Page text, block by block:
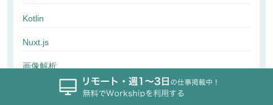
Kotlin
Nuxt.js
画像解析